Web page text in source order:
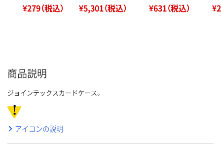
¥279（税込） ¥5,301（税込） ¥631（税込）
商品説明
ジョインテックスカードケース。
アイコンの説明